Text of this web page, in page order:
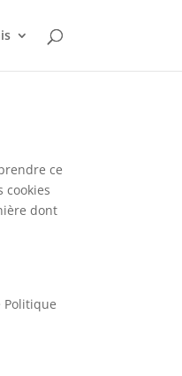
ce
cookies
dont
Politique